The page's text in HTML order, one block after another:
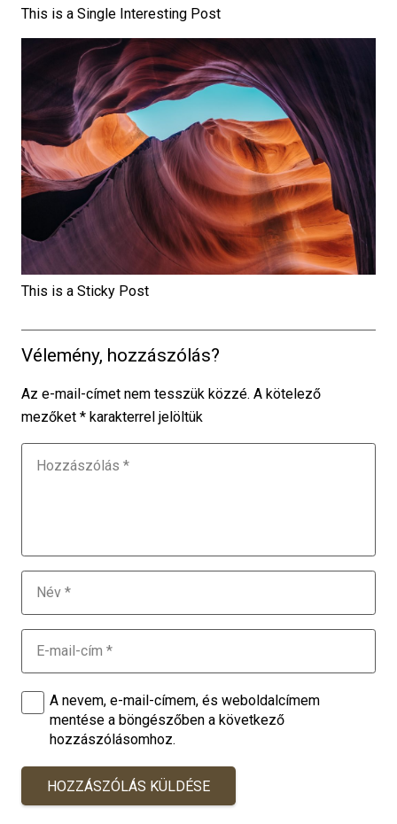
This is a Single Interesting Post
This is a Sticky Post
Vélemény, hozzászólás?
Az e-mail-címet nem tesszük közzé. A kötelező
mezőket * karakterrel jelöltük
A nevem, e-mail-címem, és weboldalcímem
mentése a böngészőben a következő
hozzászólásomhoz.
HOZZÁSZÓLÁS KÜLDÉSE